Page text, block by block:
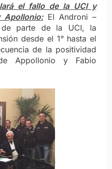
el fallo de la UCI y
Apollonio:El Androni –
de parte de la UCI, la
desde el 1° hasta el
de la positividad
Appollonio y Fabio